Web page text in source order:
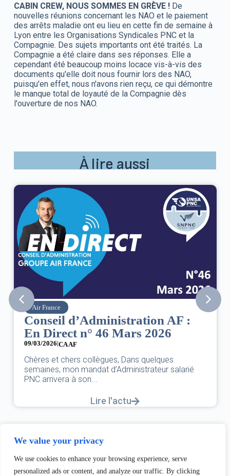
We value your privacy
We use cookies to enhance your browsing experience, serve
personalized ads or content, and analyze our traffic. By clicking
CABIN CREW, NOUS SOMMES EN GRÈVE !De
nouvelles réunions concernant les NAO et le paiement
des arrêts maladie ont eu lieu en cette fin de semaine à
Lyon entre les Organisations Syndicales PNC et la
Compagnie. Des sujets importants ont été traités. La
Compagnie a été claire dans ses réponses. Elle a
cependant été beaucoup moins locace vis-à-vis des
documents qu'elle doit nous fournir lors des NAO,
puisqu'en effet, nous n'avons rien reçu, ce qui démontre
le manque total de loyauté de la Compagnie dès
l'ouverture de nos NAO.
À lire aussi
Air France
Conseil d’Administration AF :
En Direct n° 46 Mars 2026
09/03/2026|CA AF
Chères et chers collègues, Dans quelques
semaines, mon mandat d’Administrateur salarié
PNC arrivera à son...
Lire l'actu